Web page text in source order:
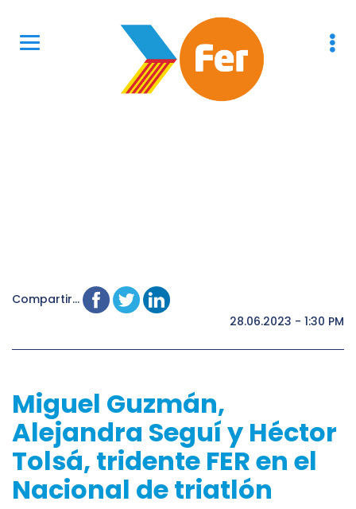
Compartir...
28.06.2023 - 1:30 PM
Miguel Guzmán,
Alejandra Seguí y Héctor
Tolsá, tridente FER en el
Nacional de triatlón